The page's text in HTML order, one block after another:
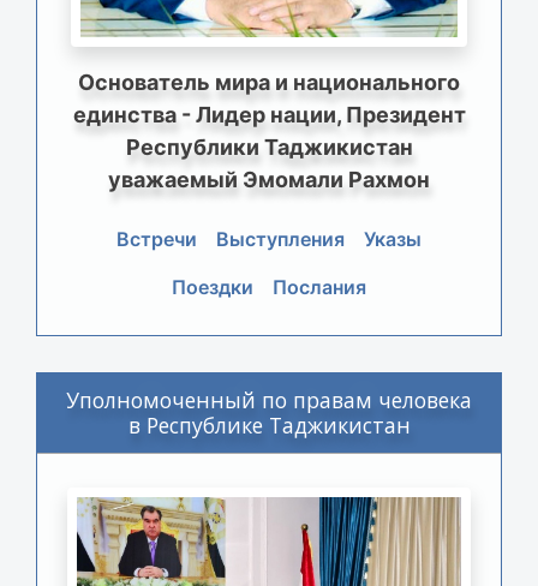
Основатель мира и национального
единства - Лидер нации, Президент
Республики Таджикистан
уважаемый Эмомали Рахмон
Встречи Выступления
Указы
Поездки
Послания
Уполномоченный по правам человека
в Республике Таджикистан